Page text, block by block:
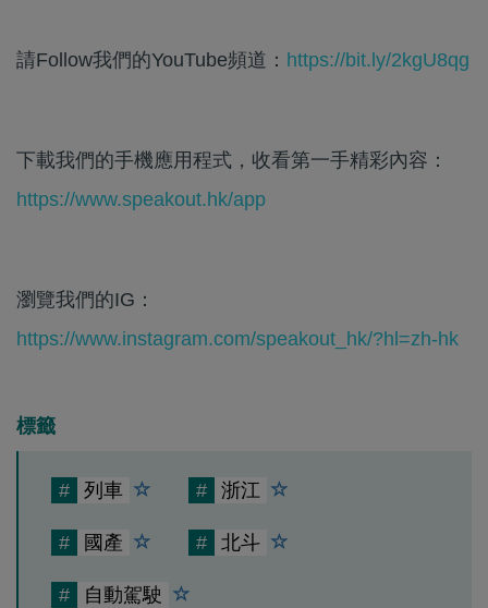
請Follow我們的YouTube頻道： https://bit.ly/2kgU8qg
下載我們的手機應用程式，收看第一手精彩內容：
https://www.speakout.hk/app
瀏覽我們的IG：
https://www.instagram.com/speakout_hk/?hl=zh-hk
標籤
# 列車 # 浙江
# 國產 # 北斗
# 自動駕駛